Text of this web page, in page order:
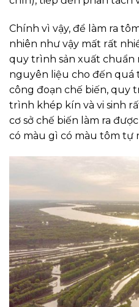
Chính vì vậy, để làm ra
nhiên như vậy mất rất
quy trình sản xuất chuẩn
nguyên liệu cho đến quá
công đoạn chế biến, quy
trình khép kín và vi sinh
cơ sở chế biến làm ra
có màu gì có màu tôm tự